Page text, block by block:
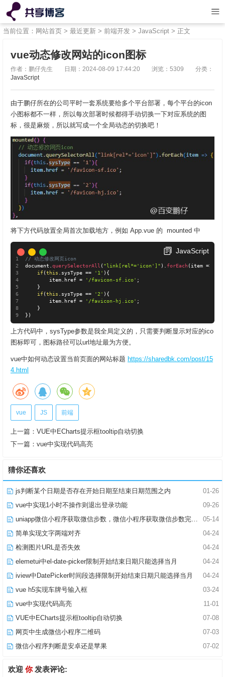
当前位置： 网站首页 > 最近更新 > 前端开发 > JavaScript > 正文
vue动态修改网站的icon图标
作者：鹏仔先生 日期：2024-08-09 17:44:20 浏览：5309
分类：
JavaScript
由于鹏仔所在的公司平时一套系统要给多个平台部署，每个平台的icon
小图标都不一样，所以每次部署时候都得手动切换一下对应系统的图
标，很是麻烦，所以就写成一个全局动态的切换吧！
将下方代码放置全局首次加载地方，例如 App.vue 的 mounted 中
JavaScript
// 动态修改网页icon
document
querySelectorAll ( "link[rel*='icon']" ) forEach( item =>
if(this sysType == '1' ) {
        item
. href = '/favicon-sf.ico' ;
}
if(this sysType == '2' ) {
        item
. href = '/favicon-hj.ico' ;
}
} )
上方代码中，sysType参数是我全局定义的，只需要判断显示对应的ico
图标即可，图标路径可以url地址最为方便。
vue中如何动态设置当前页面的网站标题 https://sharedbk.com/post/15
4.html
vue JS 前端
上一篇： VUE中ECharts提示框tooltip自动切换
下一篇： vue中实现代码高亮
猜你还喜欢
01-26
js判断某个日期是否存在开始日期至结束日期范围之内
09-26
vue中实现1小时不操作则退出登录功能
05-14
uniapp微信小程序获取微信步数，微信小程序获取微信步数完整版
04-24
简单实现文字两端对齐
04-24
检测图片URL是否失效
04-24
elemetui中el-date-picker限制开始结束日期只能选择当月
04-24
iview中DatePicker时间段选择限制开始结束日期只能选择当月
03-24
vue h5实现车牌号输入框
11-01
vue中实现代码高亮
07-08
VUE中ECharts提示框tooltip自动切换
07-03
网页中生成微信小程序二维码
07-02
微信小程序判断是安卓还是苹果
欢迎 你发表评论: